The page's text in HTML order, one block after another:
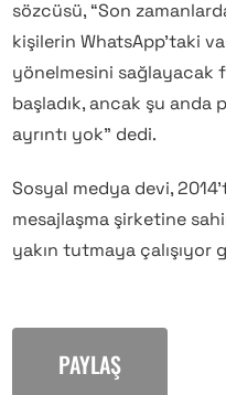
sözcüsü, “Son
kişilerin WhatsApp’taki
yönelmesini sağlayacak
başladık, ancak şu anda
ayrıntı yok” dedi.
Sosyal medya devi,
mesajlaşma şirketine
yakın tutmaya çalışıyor
PAYLAŞ